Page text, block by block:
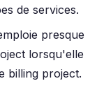
de services.
presque
lorsqu'elle
billing project.